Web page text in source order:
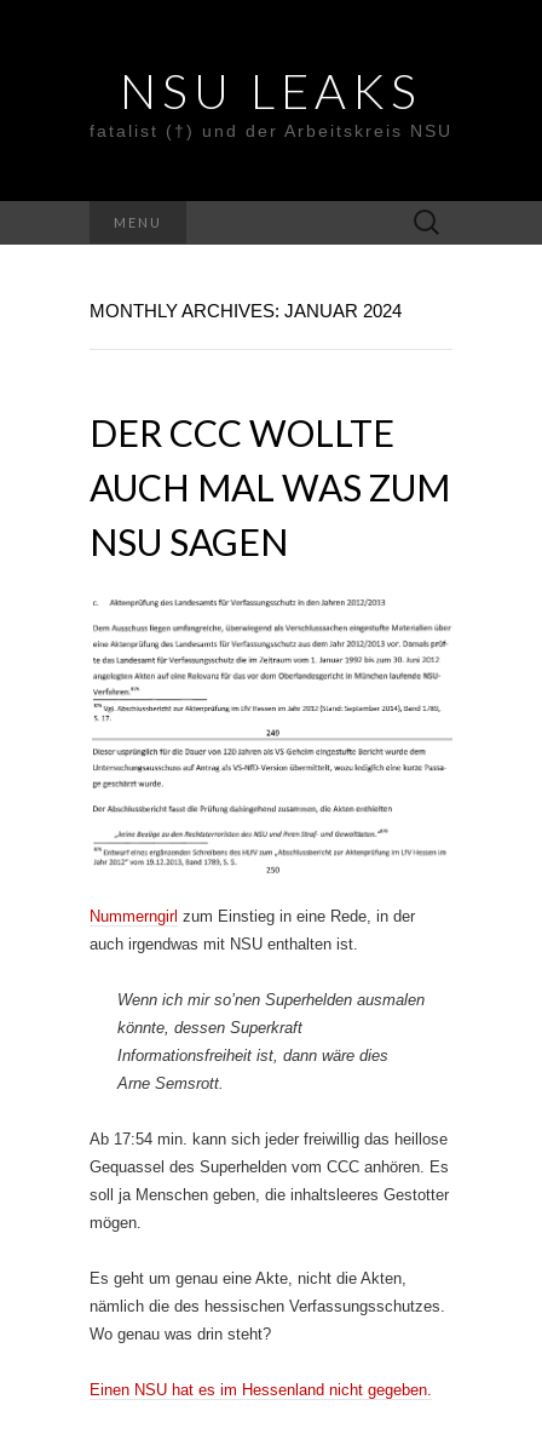
NSU LEAKS
fatalist (†) und der Arbeitskreis NSU
MENU
Suche
nach:
MONTHLY ARCHIVES: JANUAR 2024
DER CCC WOLLTE
AUCH MAL WAS ZUM
NSU SAGEN
Nummerngirl zum Einstieg in eine Rede, in der
auch irgendwas mit NSU enthalten ist.
Wenn ich mir so’nen Superhelden ausmalen
könnte, dessen Superkraft
Informationsfreiheit ist, dann wäre dies
Arne Semsrott.
Ab 17:54 min. kann sich jeder freiwillig das heillose
Gequassel des Superhelden vom CCC anhören. Es
soll ja Menschen geben, die inhaltsleeres Gestotter
mögen.
Es geht um genau eine Akte, nicht die Akten,
nämlich die des hessischen Verfassungsschutzes.
Wo genau was drin steht?
Einen NSU hat es im Hessenland nicht gegeben.